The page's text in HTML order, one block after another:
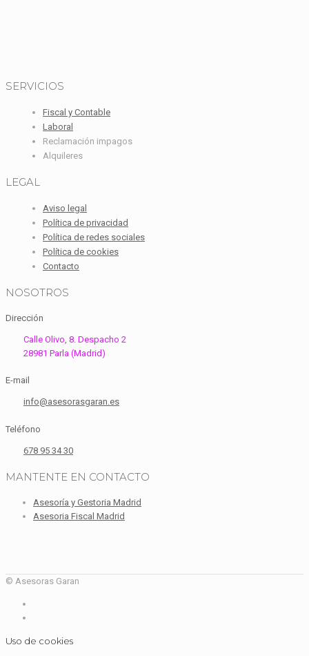
SERVICIOS
Fiscal y Contable
Laboral
Reclamación impagos
Alquileres
LEGAL
Aviso legal
Política de privacidad
Política de redes sociales
Política de cookies
Contacto
NOSOTROS
Dirección
Calle Olivo, 8. Despacho 2
28981 Parla (Madrid)
E-mail
info@asesorasgaran.es
Teléfono
678 95 34 30
MANTENTE EN CONTACTO
Asesoría y Gestoria Madrid
Asesoria Fiscal Madrid
© Asesoras Garan
Uso de cookies